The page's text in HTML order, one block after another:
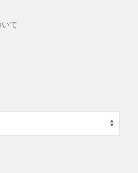
て